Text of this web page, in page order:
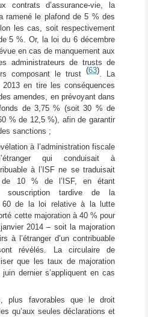
contrats d’assurance-vie, la
ramené le plafond de 5 % des
les cas, soit respectivement
5 %. Or, la loi du 6 décembre
en cas de manquement aux
administrateurs de trusts de
composant le trust (63). La
en tire les conséquences
amendes, en prévoyant dans
de 3,75 % (soit 30 % de
% de 12,5 %), afin de garantir
sanctions ;
à l’administration fiscale
qui conduisait à
à l’ISF ne se traduisait
de 10 % de l’ISF, en étant
souscription tardive de la
60 de la loi relative à la lutte
cette majoration à 40 % pour
janvier 2014 – soit la majoration
à l’étranger d’un contribuable
révélés. La circulaire de
que les taux de majoration
dernier s’appliquent en cas
plus favorables que le droit
qu’aux seules déclarations et